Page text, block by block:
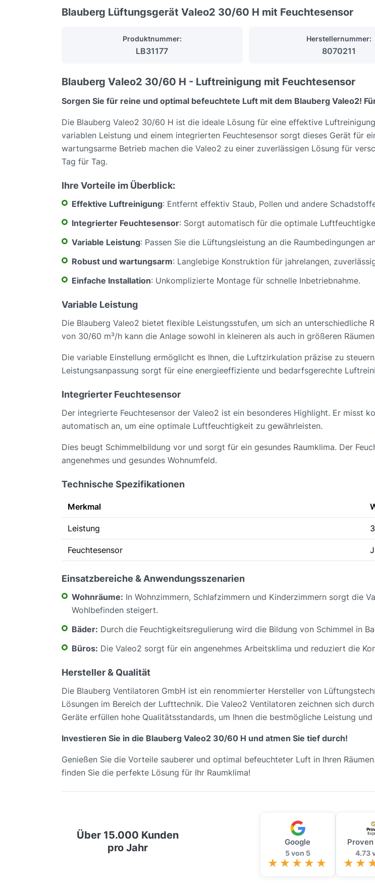
Blauberg Lüftungsgerät Valeo2 30/60 H mit Feuchtesensor
Produktnummer:
LB31177
Herstellernummer:
8070211
Blauberg Valeo2 30/60 H - Luftreinigung mit Feuchtesensor
Sorgen Sie für reine und optimal befeuchtete Luft mit dem Blauberg Valeo2!
Die Blauberg Valeo2 30/60 H ist die ideale Lösung für eine effektive
variablen Leistung und einem integrierten Feuchtesensor sorgt dieses Gerät für
wartungsarme Betrieb machen die Valeo2 zu einer zuverlässigen Lösung für
Tag für Tag.
Ihre Vorteile im Überblick:
Effektive Luftreinigung: Entfernt effektiv Staub, Pollen und andere
Integrierter Feuchtesensor: Sorgt automatisch für die optimale
Variable Leistung: Passen Sie die Lüftungsleistung an die Raumbedingungen
Robust und wartungsarm: Langlebige Konstruktion für jahrelangen,
Einfache Installation: Unkomplizierte Montage für schnelle Inbetriebnahme.
Variable Leistung
Die Blauberg Valeo2 bietet flexible Leistungsstufen, um sich an unterschiedliche
von 30/60 m³/h kann die Anlage sowohl in kleineren als auch in größeren
Die variable Einstellung ermöglicht es Ihnen, die Luftzirkulation präzise zu
Leistungsanpassung sorgt für eine energieeffiziente und bedarfsgerechte
Integrierter Feuchtesensor
Der integrierte Feuchtesensor der Valeo2 ist ein besonderes Highlight. Er misst
automatisch an, um eine optimale Luftfeuchtigkeit zu gewährleisten.
Dies beugt Schimmelbildung vor und sorgt für ein gesundes Raumklima. Der
angenehmes und gesundes Wohnumfeld.
Technische Spezifikationen
Merkmal
Leistung
Feuchtesensor
Einsatzbereiche & Anwendungsszenarien
Wohnräume: In Wohnzimmern, Schlafzimmern und Kinderzimmern sorgt die
Wohlbefinden steigert.
Bäder: Durch die Feuchtigkeitsregulierung wird die Bildung von Schimmel in
Büros: Die Valeo2 sorgt für ein angenehmes Arbeitsklima und reduziert die
Hersteller & Qualität
Die Blauberg Ventilatoren GmbH ist ein renommierter Hersteller von
Lösungen im Bereich der Lufttechnik. Die Valeo2 Ventilatoren zeichnen sich
Geräte erfüllen hohe Qualitätsstandards, um Ihnen die bestmögliche Leistung
Investieren Sie in die Blauberg Valeo2 30/60 H und atmen Sie tief durch!
Genießen Sie die Vorteile sauberer und optimal befeuchteter Luft in Ihren Räumen.
finden Sie die perfekte Lösung für Ihr Raumklima!
Über 15.000 Kunden
pro Jahr
Google
5 von 5 4.73